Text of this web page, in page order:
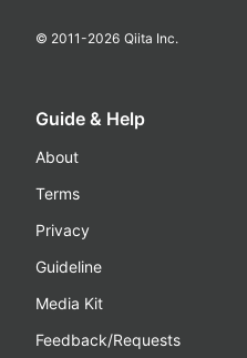
© 2011-2026 Qiita Inc.
Guide & Help
About
Terms
Privacy
Guideline
Media Kit
Feedback/Requests